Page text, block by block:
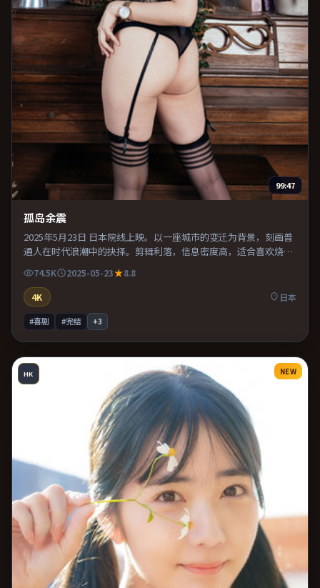
99:47
孤岛余震
2025年5月23日 日本院线上映。以一座城市的变迁为背景，刻画普
通人在时代浪潮中的抉择。剪辑利落，信息密度高，适合喜欢烧脑
与推理的观众。既有类型片爽感，也保留作者表达，口碑潜力不
俗。
74.5K 2025-05-23
8.8
4K
日本
#喜剧 #完结 +3
HK NEW